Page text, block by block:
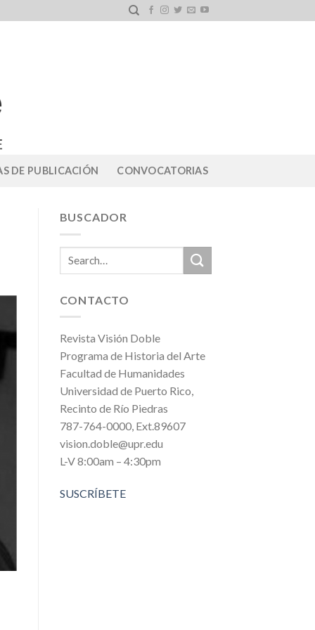
DE PUBLICACIÓN CONVOCATORIAS
BUSCADOR
CONTACTO
Revista Visión Doble
Programa de Historia del Arte
Facultad de Humanidades
Universidad de Puerto Rico,
Recinto de Río Piedras
787-764-0000, Ext.89607
vision.doble@upr.edu
L-V 8:00am – 4:30pm
SUSCRÍBETE